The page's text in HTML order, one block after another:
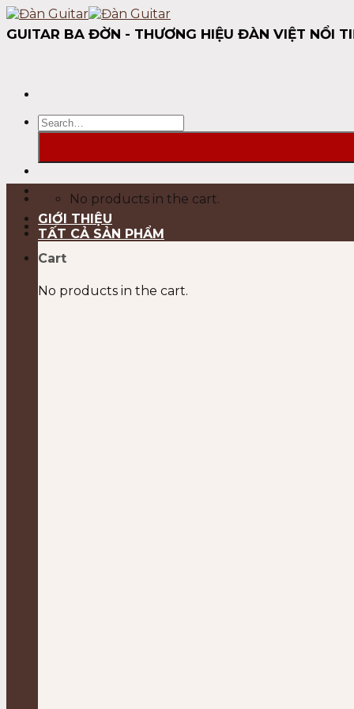
Skip
to
content
GUITAR BA ĐỜN - THƯƠNG HIỆU ĐÀN VIỆT NỔI
Search
for:
No products in the cart.
Cart
No products in the cart.
GIỚI THIỆU
TẤT CẢ SẢN PHẨM